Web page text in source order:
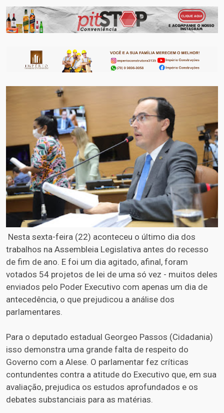
Nesta sexta-feira (22) aconteceu o último dia dos
trabalhos na Assembleia Legislativa antes do recesso
de fim de ano. E foi um dia agitado, afinal, foram
votados 54 projetos de lei de uma só vez - muitos deles
enviados pelo Poder Executivo com apenas um dia de
antecedência, o que prejudicou a análise dos
parlamentares.
Para o deputado estadual Georgeo Passos (Cidadania)
isso demonstra uma grande falta de respeito do
Governo com a Alese. O parlamentar fez críticas
contundentes contra a atitude do Executivo que, em sua
avaliação, prejudica os estudos aprofundados e os
debates substanciais para as matérias.